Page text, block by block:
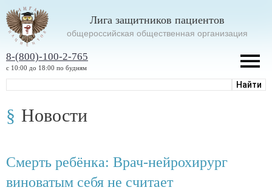
Лига защитников пациентов
oбщероссийская общественная организация
8-(800)-100-2-765
с 10:00 до 18:00 по будням
Новости
Смерть ребёнка: Врач-нейрохирург
виноватым себя не считает